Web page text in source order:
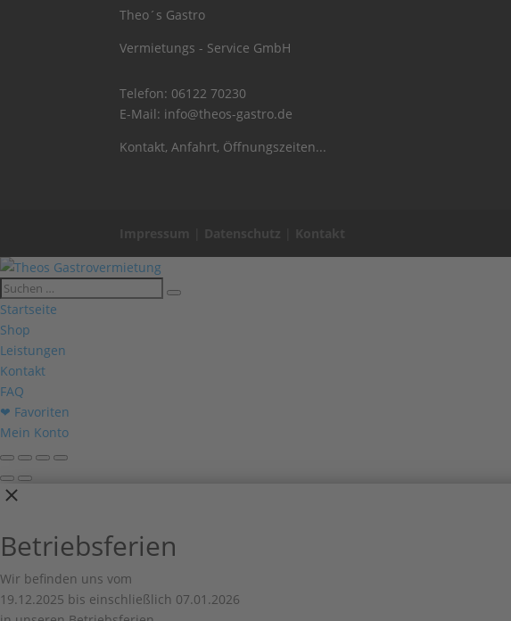
Theo´s Gastro
Vermietungs - Service GmbH
Telefon: 06122 70230
E-Mail: info@theos-gastro.de
Kontakt, Anfahrt, Öffnungszeiten...
Impressum Datenschutz Kontakt
Startseite
Shop
Leistungen
Kontakt
FAQ
❤ Favoriten
Mein Konto
Betriebsferien
Wir befinden uns vom
19.12.2025 bis einschließlich 07.01.2026